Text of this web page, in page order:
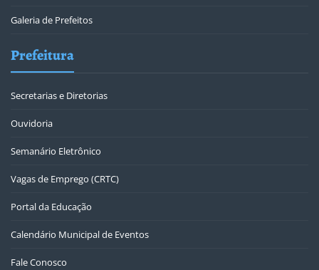
Galeria de Prefeitos
Prefeitura
Secretarias e Diretorias
Ouvidoria
Semanário Eletrônico
Vagas de Emprego (CRTC)
Portal da Educação
Calendário Municipal de Eventos
Fale Conosco